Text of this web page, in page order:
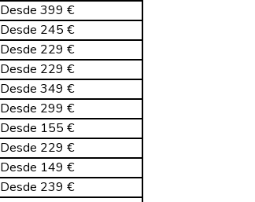
Desde 399 €
Desde 245 €
Desde 229 €
Desde 229 €
Desde 349 €
Desde 299 €
Desde 155 €
Desde 229 €
Desde 149 €
Desde 239 €